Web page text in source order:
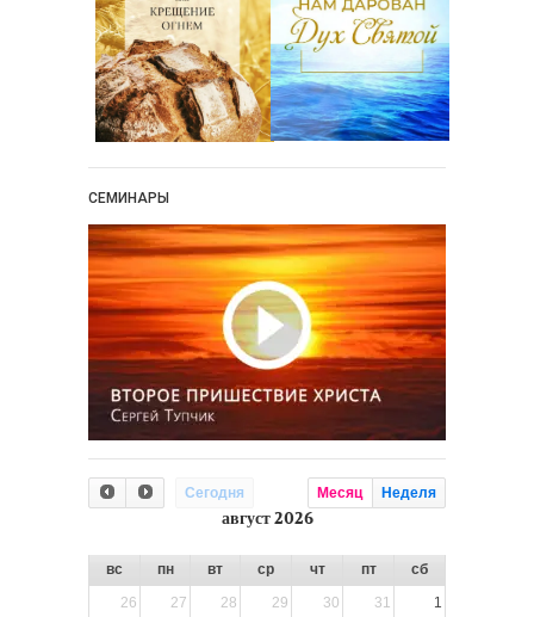
СЕМИНАРЫ
Сегодня Месяц Неделя
август 2026
вс пн вт ср чт пт
сб
26
27 28 29 30 31 1